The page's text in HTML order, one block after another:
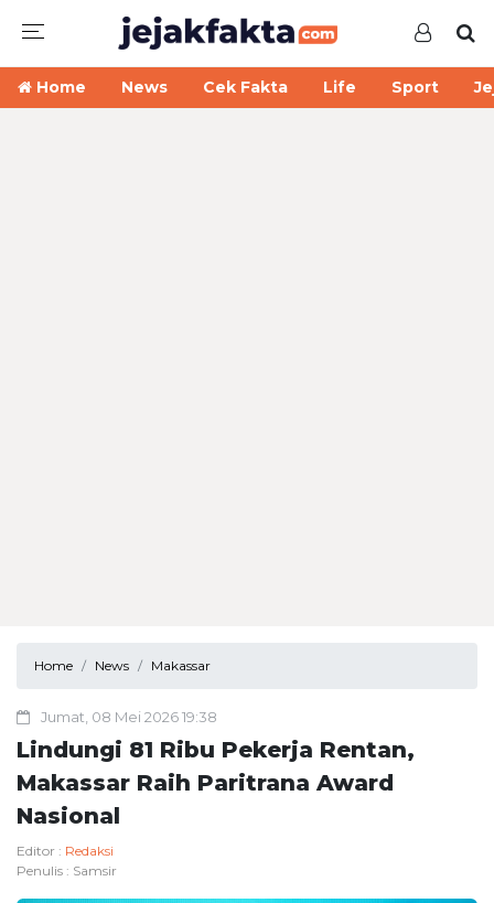
Home News Cek Fakta Life Sport
Home News Makassar
Jumat, 08 Mei 2026 19:38
Lindungi 81 Ribu Pekerja Rentan,
Makassar Raih Paritrana Award
Nasional
Editor : Redaksi
Penulis : Samsir